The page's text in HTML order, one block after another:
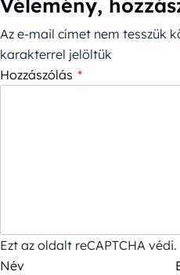
Vélemény,
Az e-mail címet nem tesszük
karakterrel jelöltük
Hozzászólás *
Ezt az oldalt reCAPTCHA védi.
Név